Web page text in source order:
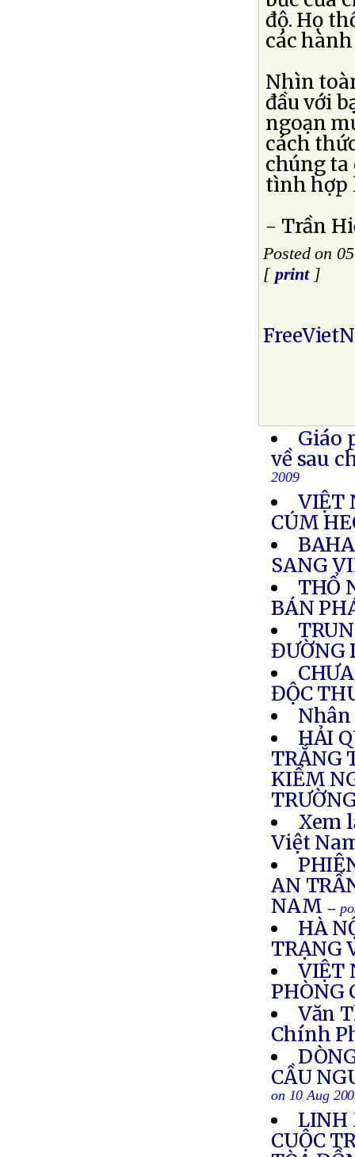
độ. Họ
các
Nhìn
đầu với
ngoạn
cách
chúng ta
tình hợp
- Trần
Posted on
[ print]
Giáo
về sau
2009
VIỆT
CÚM
SANG
THỔ
BÁN
ĐƯỜNG
ĐỘC
Nhân
HẢI
TRẮNG
KIỂM
Xem
Việt
AN
NAM --
HÀ
TRẠNG
VIỆT
PHÒNG
Văn
Chính
CẦU
on 10 Aug
LINH
CUỘC